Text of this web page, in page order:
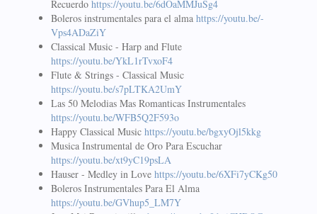
Recuerdo https://youtu.be/6dOaMMJuSg4
Boleros instrumentales para el alma https://youtu.be/-
Vps4ADaZiY
Classical Music - Harp and Flute
https://youtu.be/YkL1rTvxoF4
Flute & Strings - Classical Music
https://youtu.be/s7pLTKA2UmY
Las 50 Melodias Mas Romanticas Instrumentales
https://youtu.be/WFB5Q2F593o
Happy Classical Music https://youtu.be/bgxyOjl5kkg
Musica Instrumental de Oro Para Escuchar
https://youtu.be/xt9yC19psLA
Hauser - Medley in Love https://youtu.be/6XFi7yCKg50
Boleros Instrumentales Para El Alma
https://youtu.be/GVhup5_LM7Y